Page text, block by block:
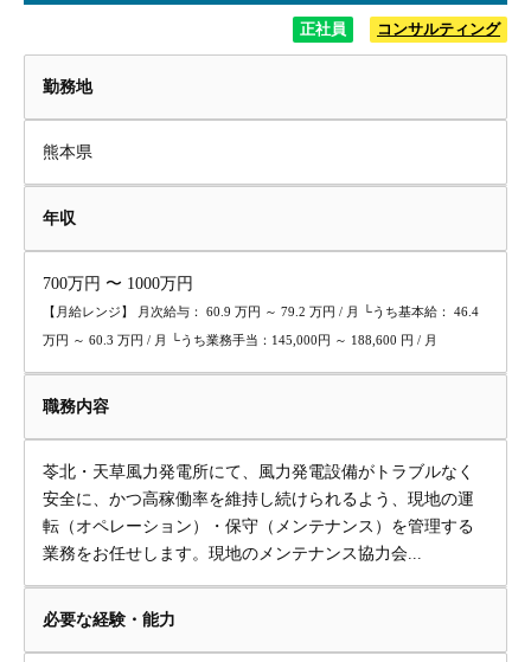
正社員 コンサルティング
勤務地
熊本県
年収
700万円 〜 1000万円
【月給レンジ】 月次給与： 60.9 万円 ～ 79.2 万円 / 月 └うち基本給： 46.4
万円 ～ 60.3 万円 / 月 └うち業務手当：145,000円 ～ 188,600 円 / 月
職務内容
苓北・天草風力発電所にて、風力発電設備がトラブルなく
安全に、かつ高稼働率を維持し続けられるよう、現地の運
転（オペレーション）・保守（メンテナンス）を管理する
業務をお任せします。現地のメンテナンス協力会...
必要な経験・能力